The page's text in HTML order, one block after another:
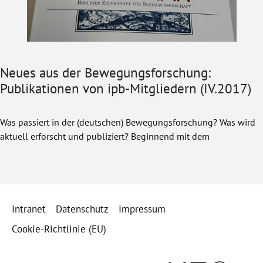
Neues aus der Bewegungsforschung:
Publikationen von ipb-Mitgliedern (IV.2017)
Was passiert in der (deutschen) Bewegungsforschung? Was wird
aktuell erforscht und publiziert? Beginnend mit dem
Intranet Datenschutz
Impressum
Cookie-Richtlinie (EU)